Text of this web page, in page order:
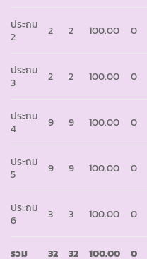
ประถม
2
2 2 100.00 0
ประถม
3
2 2 100.00 0
ประถม
4
9 9 100.00 0
ประถม
5
9 9 100.00 0
ประถม
6
3 3 100.00 0
รวม 32 32 100.00 0